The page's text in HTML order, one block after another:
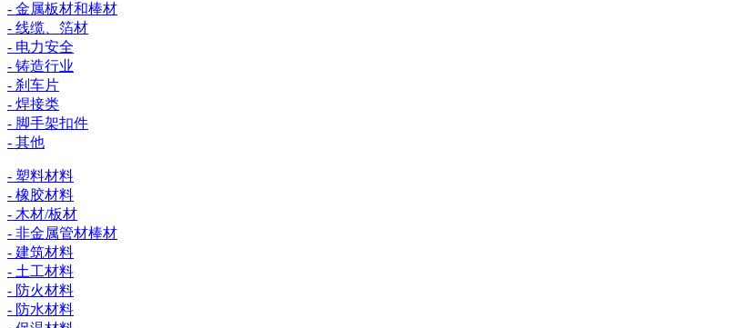
- 金属板材和棒材
- 线缆、箔材
- 电力安全
- 铸造行业
- 刹车片
- 焊接类
- 脚手架扣件
- 其他
- 塑料材料
- 橡胶材料
- 木材/板材
- 非金属管材棒材
- 建筑材料
- 土工材料
- 防火材料
- 防水材料